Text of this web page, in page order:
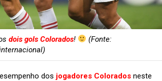
dois gols Colorados!
(Fonte:
dos jogadores Colorados neste